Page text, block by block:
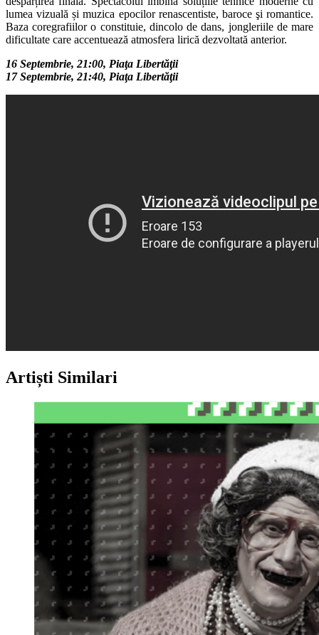
lumea vizuală și muzica epocilor renascentiste, baroce şi romantice.
Baza coregrafiilor o constituie, dincolo de dans, jongleriile de mare
dificultate care accentuează atmosfera lirică dezvoltată anterior.
16 Septembrie, 21:00, Piaţa Libertăţii
17 Septembrie, 21:40, Piaţa Libertăţii
Artiști Similari